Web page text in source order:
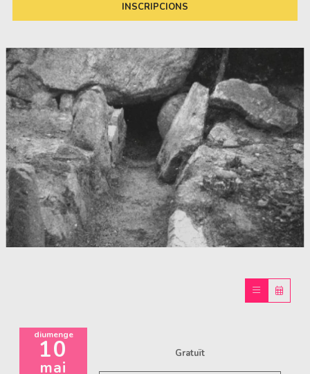
INSCRIPCIONS
diumenge
10
mai
Gratuït